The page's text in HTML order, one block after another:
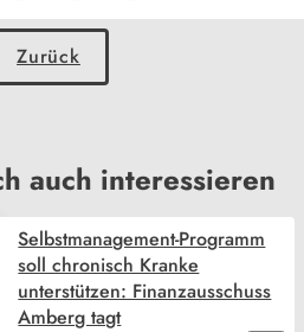
Zurück
auch interessieren
Selbstmanagement-Programm
soll chronisch Kranke
unterstützen: Finanzausschuss
Amberg tagt